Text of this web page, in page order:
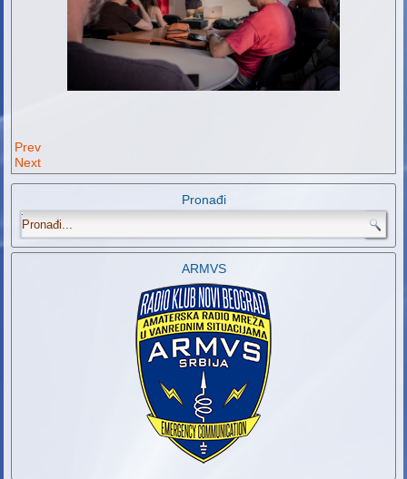
Prev
Next
Pronađi
.
ARMVS